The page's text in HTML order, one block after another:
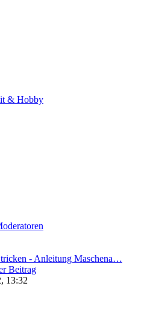
& Hobby
- Anleitung Maschena…
Beitrag
13:32